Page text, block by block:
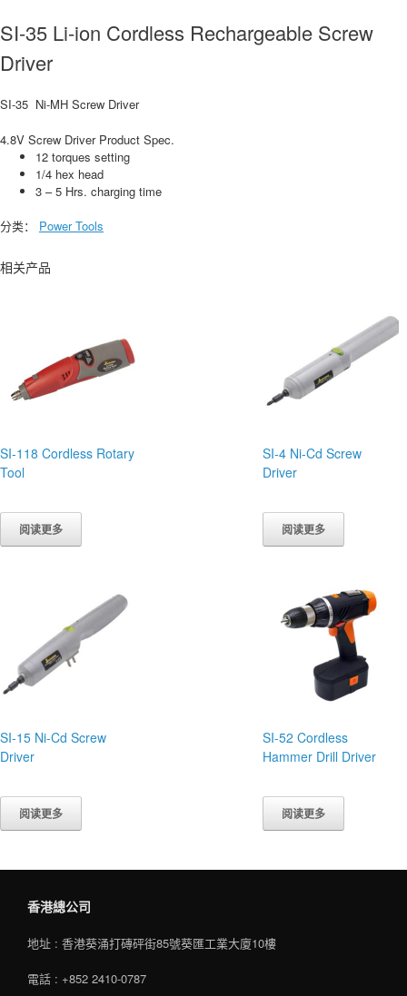
SI-35 Li-ion Cordless Rechargeable Screw
Driver
SI-35 Ni-MH Screw Driver
4.8V Screw Driver Product Spec.
12 torques setting
1/4 hex head
3 – 5 Hrs. charging time
分类： Power Tools
相关产品
SI-118 Cordless Rotary
Tool
阅读更多
SI-4 Ni-Cd Screw
Driver
阅读更多
SI-15 Ni-Cd Screw
Driver
阅读更多
SI-52 Cordless
Hammer Drill Driver
阅读更多
香港總公司
地址 : 香港葵涌打磚砰街85號葵匯工業大廈10樓
電話 : +852 2410-0787